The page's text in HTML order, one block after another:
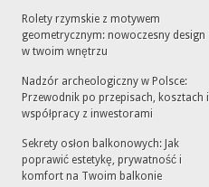
Rolety rzymskie z motywem
geometrycznym: nowoczesny design
w twoim wnętrzu
Nadzór archeologiczny w Polsce:
Przewodnik po przepisach, kosztach i
współpracy z inwestorami
Sekrety osłon balkonowych: Jak
poprawić estetykę, prywatność i
komfort na Twoim balkonie